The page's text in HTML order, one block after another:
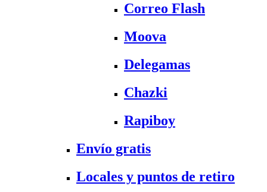
Correo Flash
Moova
Delegamas
Chazki
Rapiboy
Envío gratis
Locales y puntos de retiro